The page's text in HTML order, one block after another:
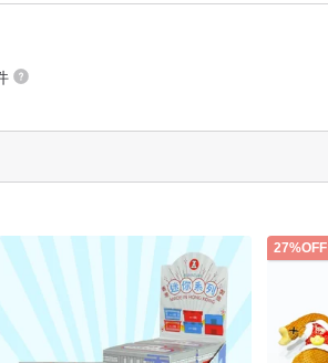
27%OFF